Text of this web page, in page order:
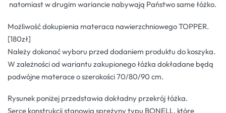
natomiast w drugim wariancie nabywają Państwo same łóżko.
Możliwość dokupienia materaca nawierzchniowego TOPPER.
[180zł]
Należy dokonać wyboru przed dodaniem produktu do koszyka.
W zależności od wariantu zakupionego łóżka dokładane będą
podwójne materace o szerokości 70/80/90 cm.
Rysunek poniżej przedstawia dokładny przekrój łóżka.
Serce konstrukcji stanowią sprężyny typu BONELL, które